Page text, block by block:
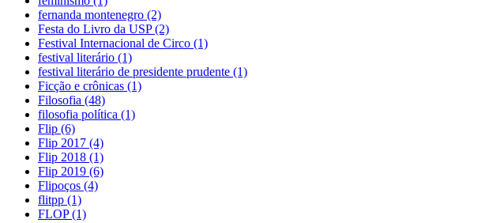
fernanda montenegro (2)
Festa do Livro da USP (2)
Festival Internacional de Circo (1)
festival literário (1)
festival literário de presidente prudente (1)
Ficção e crônicas (1)
Filosofia (48)
filosofia política (1)
Flip (6)
Flip 2017 (4)
Flip 2018 (1)
Flip 2019 (6)
Flipoços (4)
flitpp (1)
FLOP (1)